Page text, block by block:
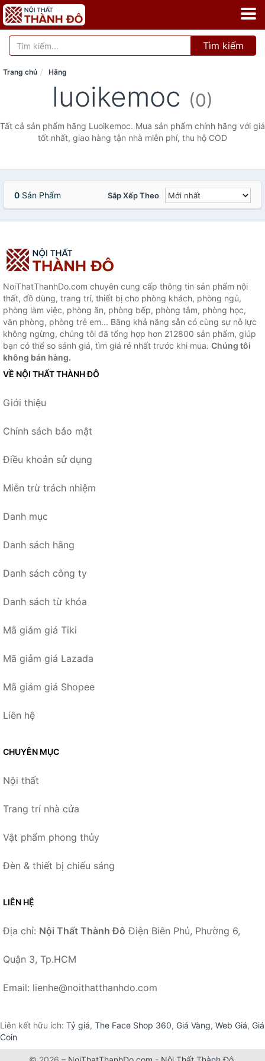
Tìm kiếm
Trang chủ Hãng
luoikemoc (0)
Tất cả sản phẩm hãng Luoikemoc. Mua sản phẩm chính hãng với giá
tốt nhất, giao hàng tận nhà miễn phí, thu hộ COD
0 Sản Phẩm Sắp Xếp Theo
NoiThatThanhDo.com chuyên cung cấp thông tin sản phẩm nội
thất, đồ dùng, trang trí, thiết bị cho phòng khách, phòng ngủ,
phòng làm việc, phòng ăn, phòng bếp, phòng tắm, phòng học,
văn phòng, phòng trẻ em... Bằng khả năng sẵn có cùng sự nỗ lực
không ngừng, chúng tôi đã tổng hợp hơn 212800 sản phẩm, giúp
bạn có thể so sánh giá, tìm giá rẻ nhất trước khi mua. Chúng tôi
không bán hàng.
VỀ NỘI THẤT THÀNH ĐÔ
Giới thiệu
Chính sách bảo mật
Điều khoản sử dụng
Miễn trừ trách nhiệm
Danh mục
Danh sách hãng
Danh sách công ty
Danh sách từ khóa
Mã giảm giá Tiki
Mã giảm giá Lazada
Mã giảm giá Shopee
Liên hệ
CHUYÊN MỤC
Nội thất
Trang trí nhà cửa
Vật phẩm phong thủy
Đèn & thiết bị chiếu sáng
LIÊN HỆ
Địa chỉ: Nội Thất Thành Đô Điện Biên Phủ, Phường 6,
Quận 3, Tp.HCM
Email: lienhe@noithatthanhdo.com
Liên kết hữu ích: Tỷ giá, The Face Shop 360, Giá Vàng, Web Giá, Giá
Coin